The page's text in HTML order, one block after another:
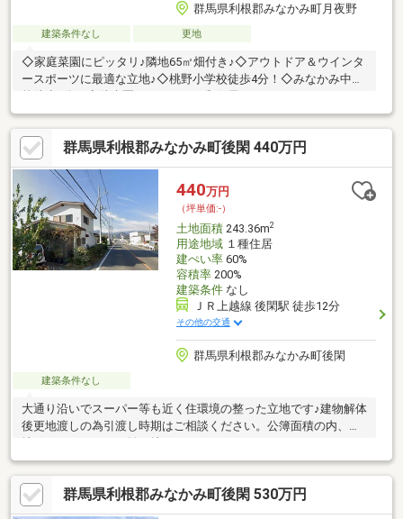
群馬県利根郡みなかみ町月夜野
建築条件なし 更地
◇家庭菜園にピッタリ♪隣地65㎡畑付き♪◇アウトドア＆ウインタ
ースポーツに最適な立地♪◇桃野小学校徒歩4分！◇みなかみ中学
群馬県利根郡みなかみ町後閑 440万円
440万円
（坪単価:-）
土地面積243.36m2
用途地域１種住居
建ぺい率60%
容積率200%
建築条件なし
ＪＲ上越線 後閑駅 徒歩12分
その他の交通
群馬県利根郡みなかみ町後閑
建築条件なし
大通り沿いでスーパー等も近く住環境の整った立地です♪建物解体
後更地渡しの為引渡し時期はご相談ください。公簿面積の内、宅
群馬県利根郡みなかみ町後閑 530万円